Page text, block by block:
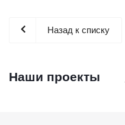
Назад к списку
Наши проекты